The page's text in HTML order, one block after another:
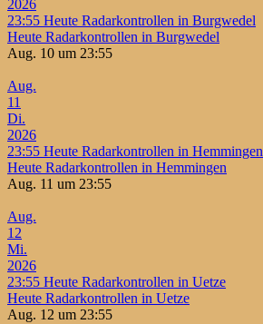
2026
23:55 Heute Radarkontrollen in Burgwedel
Heute Radarkontrollen in Burgwedel
Aug. 10 um 23:55
Aug.
11
Di.
2026
23:55 Heute Radarkontrollen in Hemmingen
Heute Radarkontrollen in Hemmingen
Aug. 11 um 23:55
Aug.
12
Mi.
2026
23:55 Heute Radarkontrollen in Uetze
Heute Radarkontrollen in Uetze
Aug. 12 um 23:55